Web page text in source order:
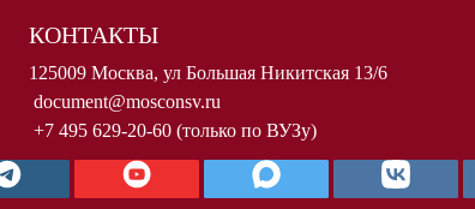
КОНТАКТЫ
125009 Москва, ул Большая Никитская 13/6
document@mosconsv.ru
+7 495 629-20-60 (только по ВУЗу)